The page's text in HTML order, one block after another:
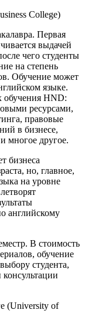
College)
Первая
выдачей
чего студенты
на степень
Обучение может
языке.
обучения HND:
ресурсами,
правовые
в бизнесе,
многое другое.
бизнеса
но, главное,
на уровне
английскому
В стоимость
обучение
студента,
(University of